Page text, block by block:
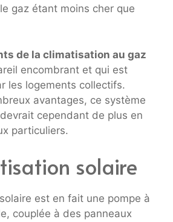
gaz étant moins cher que
de la climatisation au gaz
encombrant et qui est
les logements collectifs.
avantages, ce système
cependant de plus en
particuliers.
solaire
est en fait une pompe à
couplée à des panneaux